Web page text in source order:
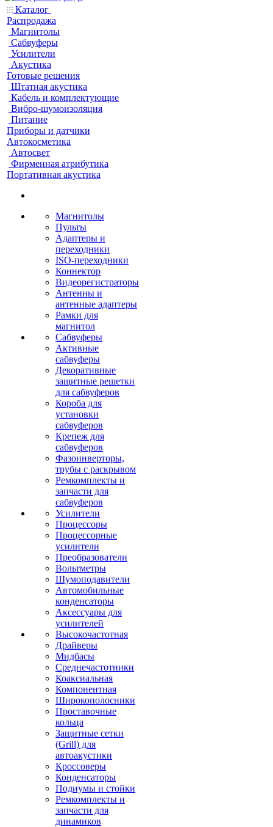
Каталог
Распродажа
Магнитолы
Сабвуферы
Усилители
Акустика
Готовые решения
Штатная акустика
Кабель и комплектующие
Вибро-шумоизоляция
Питание
Приборы и датчики
Автокосметика
Автосвет
Фирменная атрибутика
Портативная акустика
Магнитолы
Пульты
Адаптеры и
переходники
ISO-переходники
Коннектор
Видеорегистраторы
Антенны и
антенные адаптеры
Рамки для
магнитол
Сабвуферы
Активные
сабвуферы
Декоративные
защитные решетки
для сабвуферов
Короба для
установки
сабвуферов
Крепеж для
сабвуферов
Фазоинверторы,
трубы с раскрывом
Ремкомплекты и
запчасти для
сабвуферов
Усилители
Процессоры
Процессорные
усилители
Преобразователи
Вольтметры
Шумоподавители
Автомобильные
конденсаторы
Аксессуары для
усилителей
Высокочастотная
Драйверы
Мидбасы
Среднечастотники
Коаксиальная
Компонентная
Широкополосники
Проставочные
кольца
Защитные сетки
(Grill) для
автоакустики
Кроссоверы
Конденсаторы
Подиумы и стойки
Ремкомплекты и
запчасти для
динамиков